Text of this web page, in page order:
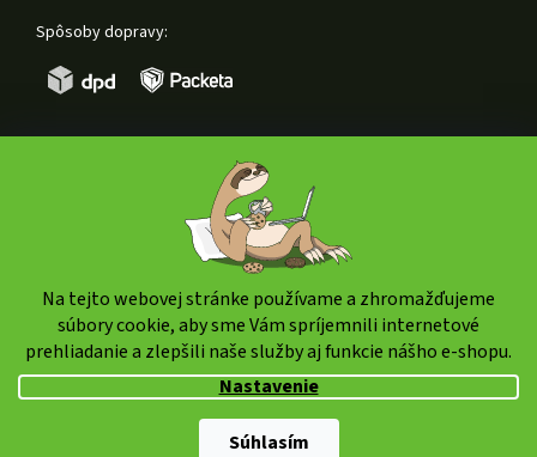
Na tejto webovej stránke používame a zhromažďujeme
súbory cookie, aby sme Vám spríjemnili internetové
prehliadanie a zlepšili naše služby aj funkcie nášho e-shopu.
Nastavenie
Súhlasím
Spôsoby dopravy:
Shoptet Premium |
Copyright 2026weedshop.sk. Všetky práva vyhradené.
Upraviť nastavenie cookies